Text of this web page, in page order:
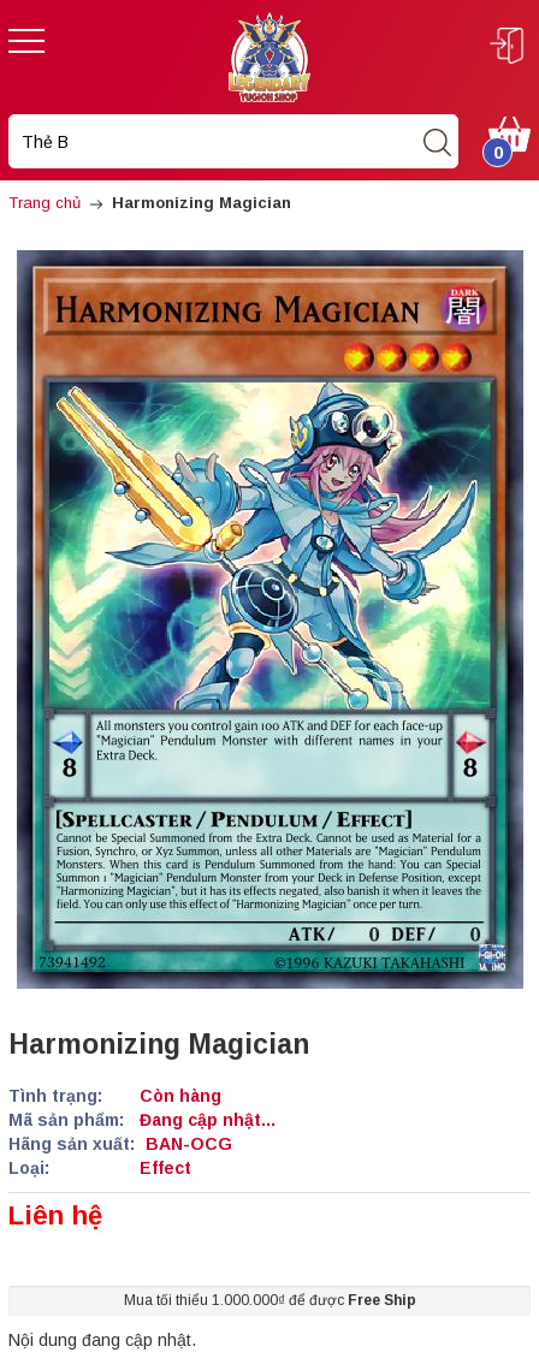
0
Trang chủ Harmonizing Magician
Harmonizing Magician
Tình trạng:
Còn hàng
Mã sản phẩm:
Đang cập nhật...
Hãng sản xuất:
BAN-OCG
Loại:
Effect
Liên hệ
Mua tối thiểu 1.000.000₫ để được Free Ship
Nội dung đang cập nhật.